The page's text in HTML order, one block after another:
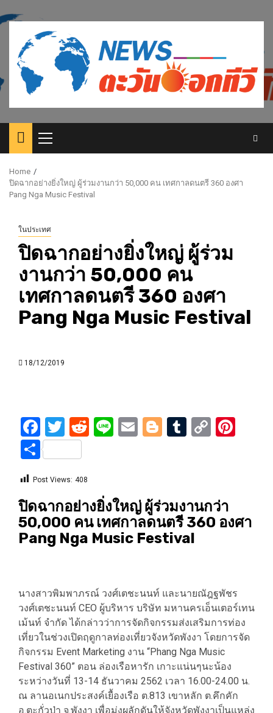
to
content
Primary
Menu
Home
ปิดฉากอย่างยิ่งใหญ่ ผู้ร่วมงานกว่า 50,000 คน เทศกาลดนตรี 360 องศา
Pang Nga Music Festival
ในประเทศ
ปิดฉากอย่างยิ่งใหญ่ ผู้ร่วม
งานกว่า 50,000 คน
เทศกาลดนตรี 360 องศา
Pang Nga Music Festival
18/12/2019
Facebook
Twitter
Reddit
LineEmailBlogger
Tumblr
Copy
Share
Post Views: 408
ปิดฉากอย่างยิ่งใหญ่ ผู้ร่วมงานกว่า
50,000 คน เทศกาลดนตรี 360 องศา
Pang Nga Music Festival
นางสาวพิมพาภรณ์ วงศ์เตชะนนท์ และนายณัฎฐพัชร
วงศ์เตชะนนท์ CEO ผู้บริหาร บริษัท มหานครเอ็นเตอร์เทน
เม้นท์ จำกัด ได้กล่าวว่าการจัดกิจกรรมส่งเสริมการท่อง
เที่ยวในช่วงเปิดฤดูกาลท่องเที่ยวจังหวัดพังงา โดยการจัด
กิจกรรม Event Marketing งาน “Phang Nga Music
Festival 360” ตอน ล่องเรือหารัก เกาะแน่นๆนะน้อง
ระหว่างวันที่ 13-14 ธันวาคม 2562 เวลา 16.00-24.00 น.
ณ ลานอเนกประสงค์เยื้องเรือ ต.813 เขาหลัก ต.คึกคัก
อ.ตะกั่วป่า จ.พังงา เพื่อมุ่งผลักดันให้จังหวัดพังงาเป็นแหล่ง